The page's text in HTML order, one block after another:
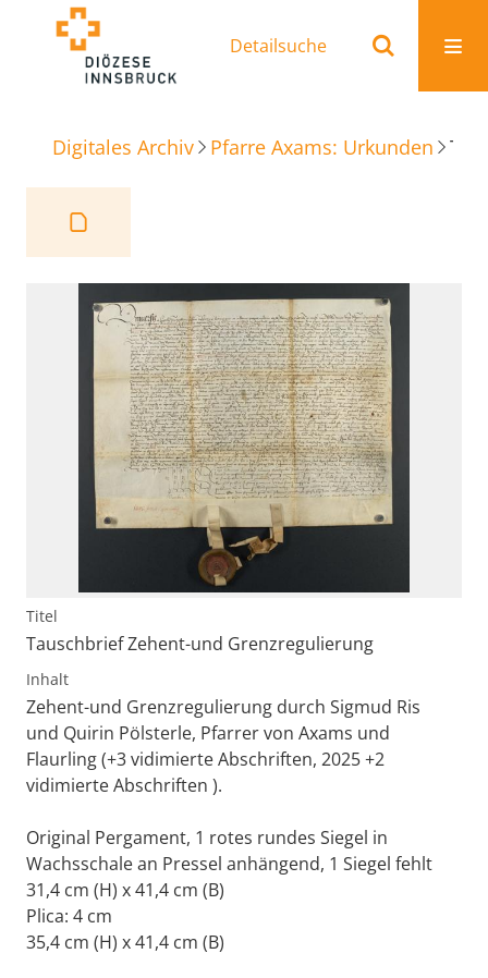
Detailsuche
Digitales Archiv Pfarre Axams: Urkunden
Titel
Tauschbrief Zehent-und Grenzregulierung
Inhalt
Zehent-und Grenzregulierung durch Sigmud Ris
und Quirin Pölsterle, Pfarrer von Axams und
Flaurling (+3 vidimierte Abschriften, 2025 +2
vidimierte Abschriften ).
Original Pergament, 1 rotes rundes Siegel in
Wachsschale an Pressel anhängend, 1 Siegel fehlt
31,4 cm (H) x 41,4 cm (B)
Plica: 4 cm
35,4 cm (H) x 41,4 cm (B)